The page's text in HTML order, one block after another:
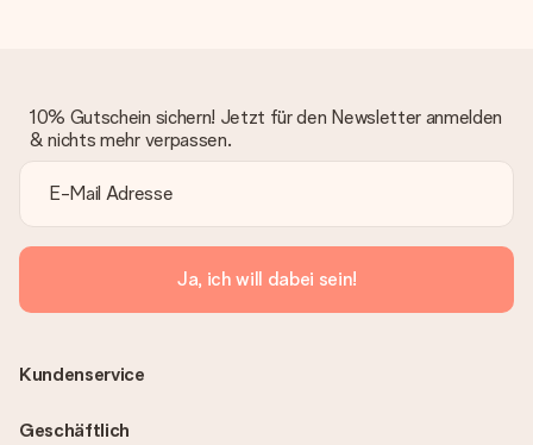
10% Gutschein sichern! Jetzt für den Newsletter anmelden
& nichts mehr verpassen.
Ja, ich will dabei sein!
Kundenservice
Geschäftlich